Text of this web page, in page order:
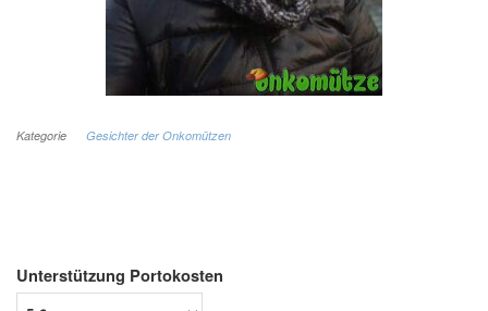
Kategorie Gesichter der Onkomützen
Unterstützung Portokosten